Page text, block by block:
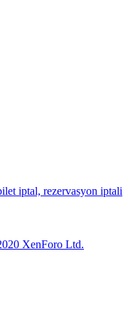
iptal, rezervasyon iptali
XenForo Ltd.